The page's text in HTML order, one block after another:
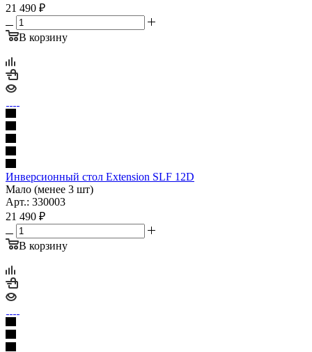
21 490 ₽
В корзину
Инверсионный стол Extension SLF 12D
Мало (менее 3 шт)
Арт.: 330003
21 490 ₽
В корзину